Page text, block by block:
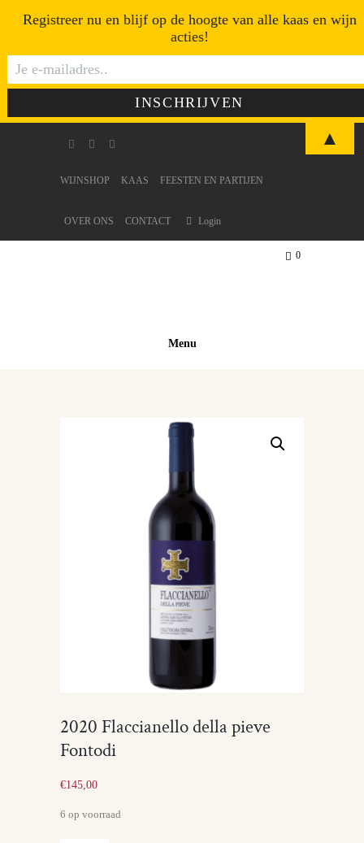
WIJNSHOP KAAS FEESTEN EN PARTIJEN
OVER ONS CONTACT Login
Menu
0
2020 Flaccianello della pieve
Fontodi
€145,00
6 op voorraad
Registreer nu en blijf op de hoogte van alle kaas en wijn
acties!
▲